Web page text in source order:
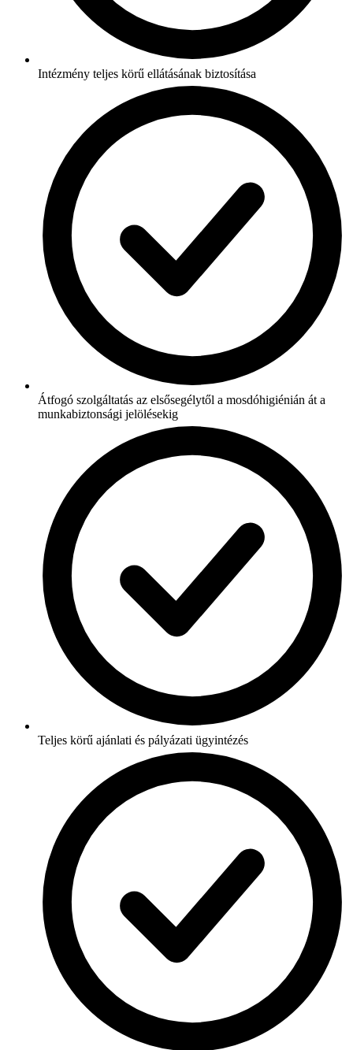
Intézmény teljes körű ellátásának biztosítása
Átfogó szolgáltatás az elsősegélytől a mosdóhigiénián át a
munkabiztonsági jelölésekig
Teljes körű ajánlati és pályázati ügyintézés